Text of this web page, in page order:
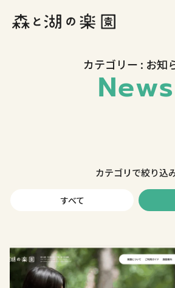
カテゴリー : お知
News
カテゴリで絞り込
すべて